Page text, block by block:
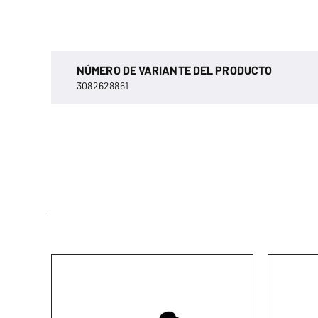
NÚMERO DE VARIANTE DEL PRODUCTO
3082628861